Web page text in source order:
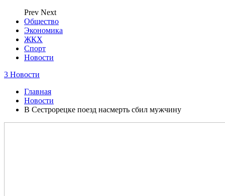
Prev Next
Общество
Экономика
ЖКХ
Спорт
Новости
3 Новости
Главная
Новости
В Сестрорецке поезд насмерть сбил мужчину